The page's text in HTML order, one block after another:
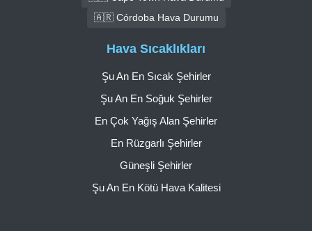
🇦🇷 Córdoba Hava Durumu
Hava Sıcaklıkları
Şu An En Sıcak Şehirler
Şu An En Soğuk Şehirler
En Çok Yağış Alan Şehirler
En Rüzgarlı Şehirler
Güneşli Şehirler
Şu An En Kötü Hava Kalitesi